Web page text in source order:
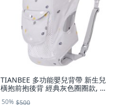
TIANBEE 多功能嬰兒背帶 新生兒
橫抱前抱後背 經典灰色圈圈款, 灰
50% $500